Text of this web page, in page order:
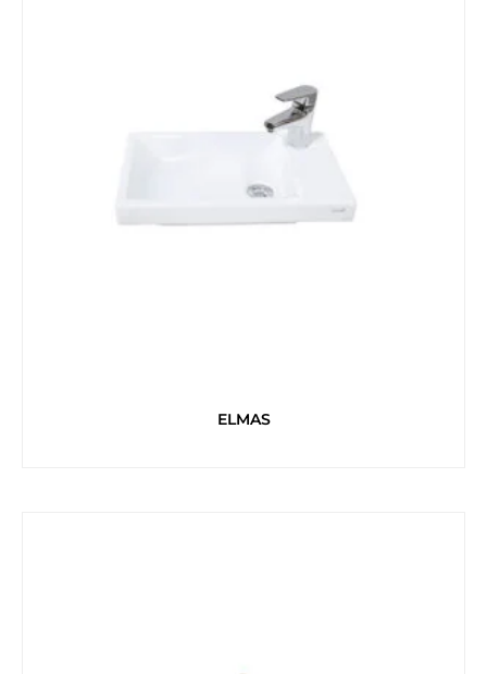
ELMAS